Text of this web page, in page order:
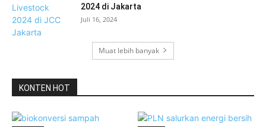
2024 di Jakarta
Juli 16, 2024
Muat lebih banyak
KONTEN HOT